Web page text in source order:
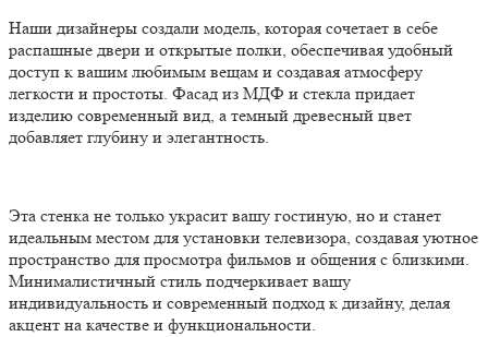
Наши дизайнеры создали модель, которая сочетает в себе
распашные двери и открытые полки, обеспечивая удобный
доступ к вашим любимым вещам и создавая атмосферу
легкости и простоты. Фасад из МДФ и стекла придает
изделию современный вид, а темный древесный цвет
добавляет глубину и элегантность.
Эта стенка не только украсит вашу гостиную, но и станет
идеальным местом для установки телевизора, создавая уютное
пространство для просмотра фильмов и общения с близкими.
Минималистичный стиль подчеркивает вашу
индивидуальность и современный подход к дизайну, делая
акцент на качестве и функциональности.